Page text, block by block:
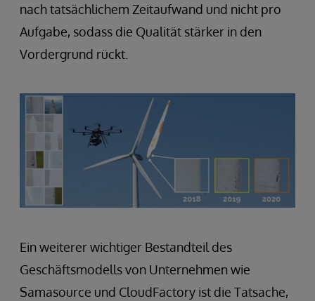
nach tatsächlichem Zeitaufwand und nicht pro
Aufgabe, sodass die Qualität stärker in den
Vordergrund rückt.
Ein weiterer wichtiger Bestandteil des
Geschäftsmodells von Unternehmen wie
Samasource und CloudFactory ist die Tatsache,